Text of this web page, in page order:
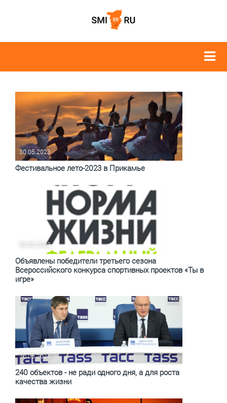
30.05.2023
Фестивальное лето-2023 в Прикамье
30.05.2023
Объявлены победители третьего сезона
Всероссийского конкурса спортивных проектов «Ты в
игре»
30.05.2023
240 объектов - не ради одного дня, а для роста
качества жизни